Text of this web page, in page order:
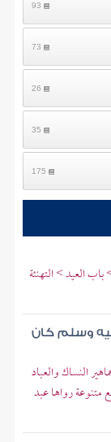
93
73
26
35
175
العيد > التهنئة
وسلم كان
النساك والعباد
متنوعة رواها عبد